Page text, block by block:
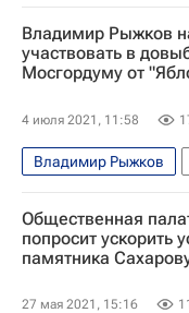
Выборы в
Москва
Госдума РФ
Олег
Владимир Рыжков
участвовать в
Мосгордуму от
4 июля 2021, 11:58
Владимир Рыжков
Николай Губенко
Московская
Яблоко
Умер
Олег Шереметьев
Общественная
попросит ускорить
памятника
27 мая 2021, 15:16